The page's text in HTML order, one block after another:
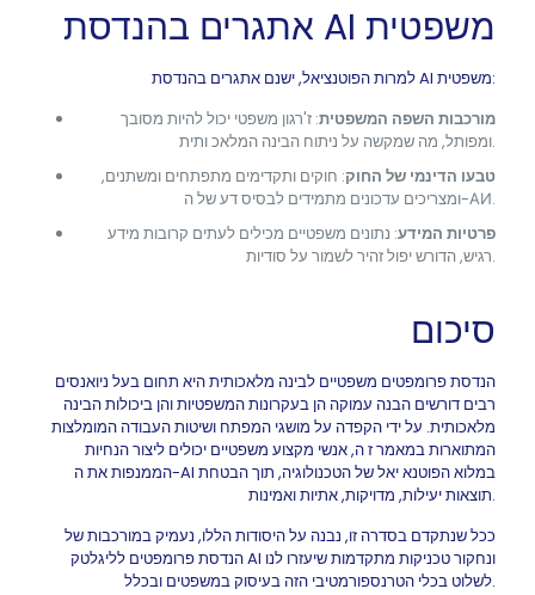
אתגרים בהנדסת AI משפטית
למרות הפוטנציאל, ישנם אתגרים בהנדסת AI משפטית:
מורכבות השפה המשפטית: ז'רגון משפטי יכול להיות מסובך
ומפותל, מה שמקשה על ניתוח הבינה המלאכ ותית.
טבעו הדינמי של החוק: חוקים ותקדימים מתפתחים ומשתנים,
ומצריכים עדכונים מתמידים לבסיס דע של ה-АИ.
פרטיות המידע: נתונים משפטיים מכילים לעתים קרובות מידע
רגיש, הדורש יפול זהיר לשמור על סודיות.
סיכום
הנדסת פרומפטים משפטיים לבינה מלאכותית היא תחום בעל ניואנסים
רבים דורשים הבנה עמוקה הן בעקרונות המשפטיות והן ביכולות הבינה
מלאכותית. על ידי הקפדה על מושגי המפתח ושיטות העבודה המומלצות
המתוארות במאמר ז ה, אנשי מקצוע משפטיים יכולים ליצור הנחיות
הממנפות את ה-AI במלוא הפוטנא יאל של הטכנולוגיה, תוך הבטחת
תוצאות יעילות, מדויקות, אתיות ואמינות.
ככל שנתקדם בסדרה זו, נבנה על היסודות הללו, נעמיק במורכבות של
הנדסת פרומפטים לליגלטק AI ונחקור טכניקות מתקדמות שיעזרו לנו
לשלוט בכלי הטרנספורמטיבי הזה בעיסוק במשפטים ובכלל.